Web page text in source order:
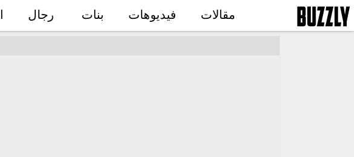
مقالات فيديوهات بنات رجال